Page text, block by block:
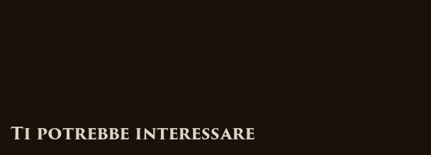
Ti potrebbe interessare